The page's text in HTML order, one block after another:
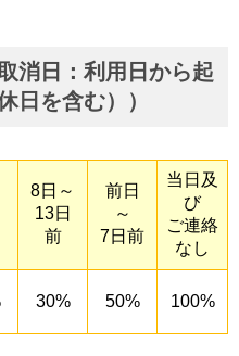
消日：利用日から起
日を含む））
8日～
13日
前
前日
～
7日前
当日及
び
ご連絡
なし
30% 50% 100%